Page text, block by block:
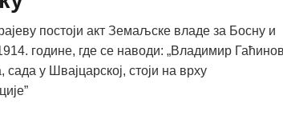
постоји акт Земаљске владе за Босну и
године, где се наводи: „Владимир
у Швајцарској, стоји на врху